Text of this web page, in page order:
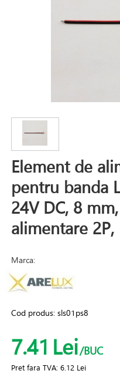
Element de
pentru banda
24V DC, 8
alimentare
Marca:
Cod produs:sls01ps8
7.41Lei/BUC
Pret fara TVA:6.12 Lei